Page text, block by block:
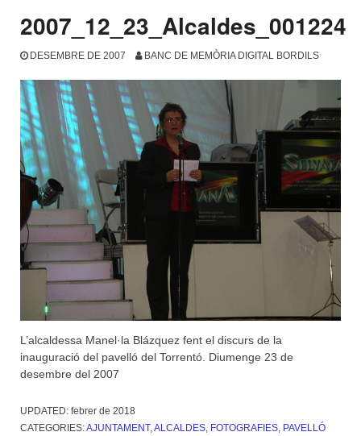
2007_12_23_Alcaldes_001224
DESEMBRE DE 2007 BANC DE MEMÒRIA DIGITAL BORDILS
L’alcaldessa Manel·la Blázquez fent el discurs de la
inauguració del pavelló del Torrentó. Diumenge 23 de
desembre del 2007
UPDATED: febrer de 2018
CATEGORIES:AJUNTAMENT, ALCALDES FOTOGRAFIES PAVELLÓ